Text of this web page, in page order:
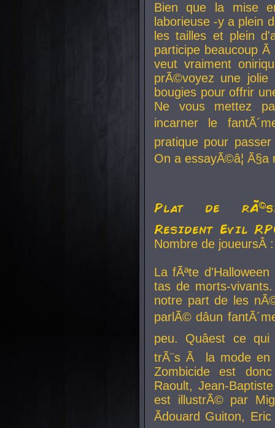
Bien que la mise
laborieuse -y a plein
les tailles et plein
participe beaucoup
veut vraiment
prÃ©voyez une
bougies pour offrir
Ne vous mettez
incarner le
pratique pour
On a essayÃ©â¦
Plat de
Resident Evil
Nombre de
La fÃªte
tas de morts-
notre part de les
parlÃ© dâun
peu. Quâest ce
trÃ¨s Ã la mode en
Zombicide est
Raoult, Jean-
est illustrÃ© par
Ãdouard Guiton,